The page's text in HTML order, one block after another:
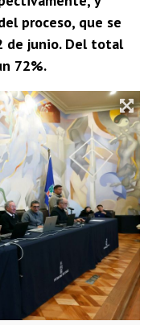
proceso, que se
de junio. Del total
72%.